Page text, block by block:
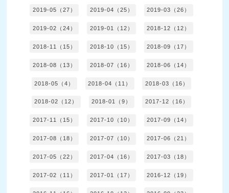
2019-05（27） 2019-04（25） 2019-03（26）
2019-02（24） 2019-01（12） 2018-12（12）
2018-11（15） 2018-10（15） 2018-09（17）
2018-08（13） 2018-07（16） 2018-06（14）
2018-05（4） 2018-04（11） 2018-03（16）
2018-02（12） 2018-01（9） 2017-12（16）
2017-11（15） 2017-10（10） 2017-09（14）
2017-08（18） 2017-07（10） 2017-06（21）
2017-05（22） 2017-04（16） 2017-03（18）
2017-02（11） 2017-01（17） 2016-12（19）